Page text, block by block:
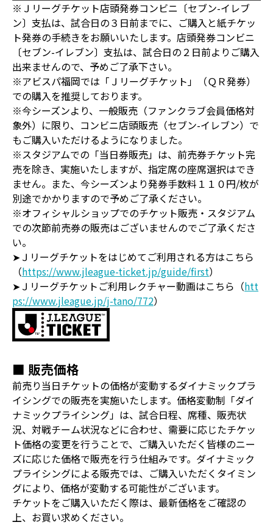
※Ｊリーグチケット店頭発券コンビニ〔セブン-イレブ
ン〕支払は、試合日の３日前までに、ご購入と紙チケッ
ト発券の手続きをお願いいたします。店頭発券コンビニ
〔セブン-イレブン〕支払は、試合日の２日前よりご購入
出来ませんので、予めご了承下さい。
※アビスパ福岡では「Ｊリーグチケット」（ＱＲ発券）
での購入を推奨しております。
※今シーズンより、一般販売（ファンクラブ会員価格対
象外）に限り、コンビニ店頭販売（セブン-イレブン）で
もご購入いただけるようになりました。
※スタジアムでの「当日券販売」は、前売券チケット完
売を除き、実施いたしますが、指定席の座席選択はでき
ません。また、今シーズンより発券手数料１１０円/枚が
別途でかかりますので予めご了承ください。
※オフィシャルショップでのチケット販売・スタジアム
での次節前売券の販売はございませんのでご了承くださ
い。
➤Ｊリーグチケットをはじめてご利用される方はこちら
（https://www.jleague-ticket.jp/guide/first）
➤Ｊリーグチケットご利用レクチャー動画はこちら（htt
ps://www.jleague.jp/j-tano/772）
■ 販売価格
前売り当日チケットの価格が変動するダイナミックプラ
イシングでの販売を実施いたします。価格変動制「ダイ
ナミックプライシング」は、試合日程、席種、販売状
況、対戦チーム状況などに合わせ、需要に応じたチケッ
ト価格の変更を行うことで、ご購入いただく皆様のニー
ズに応じた価格で販売を行う仕組みです。ダイナミック
プライシングによる販売では、ご購入いただくタイミン
グにより、価格が変動する可能性がございます。
チケットをご購入いただく際は、最新価格をご確認の
上、お買い求めください。